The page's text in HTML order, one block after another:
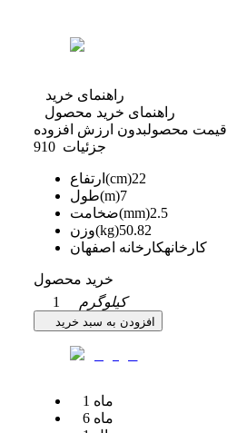
راهنمای خرید
راهنمای خرید محصول
قیمت محصولبدون ارزش افزوده
910 جزئیات
ارتفاع(cm)22
طول(m)7
ضخامت(mm)2.5
وزن(kg)50.82
کارخانهکارخانه اصفهان
خرید محصول
1
کیلوگرم
افزودن به سبد خرید
1 ماه
6 ماه